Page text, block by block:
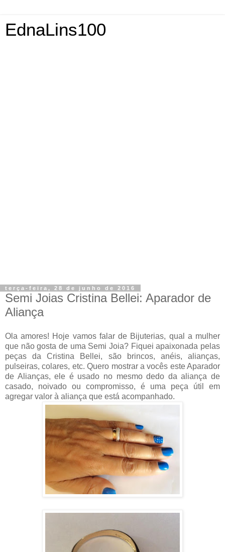
EdnaLins100
terça-feira, 28 de junho de 2016
Semi Joias Cristina Bellei: Aparador de
Aliança
Ola amores! Hoje vamos falar de Bijuterias, qual a mulher
que não gosta de uma Semi Joia? Fiquei apaixonada pelas
peças da Cristina Bellei, são brincos, anéis, alianças,
pulseiras, colares, etc. Quero mostrar a vocês este Aparador
de Alianças, ele é usado no mesmo dedo da aliança de
casado, noivado ou compromisso, é uma peça útil em
agregar valor à aliança que está acompanhado.